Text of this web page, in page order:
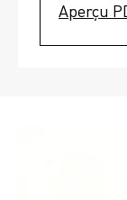
Aperçu